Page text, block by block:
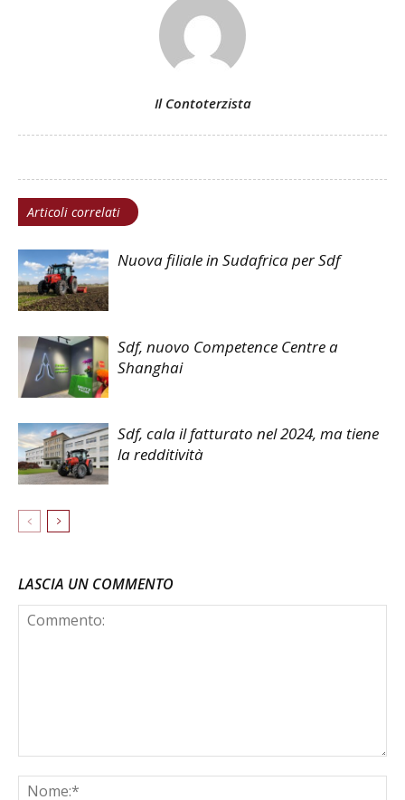
Il Contoterzista
Articoli correlati
Nuova filiale in Sudafrica per Sdf
Sdf, nuovo Competence Centre a
Shanghai
Sdf, cala il fatturato nel 2024, ma tiene
la redditività
LASCIA UN COMMENTO